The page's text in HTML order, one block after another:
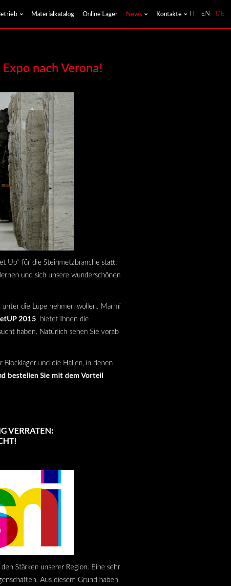
Materialkatalog Online Lager News Kontakte EN DE
nach Verona!
Up" für die Steinmetzbranche statt.
und sich unsere wunderschönen
unter die Lupe nehmen wollen. Marmi
2015 bietet Ihnen die
haben. Natürlich sehen Sie vorab
und die Hallen, in denen
bestellen Sie mit dem Vorteil
VERRATEN:
Stärken unserer Region. Eine sehr
Aus diesem Grund haben